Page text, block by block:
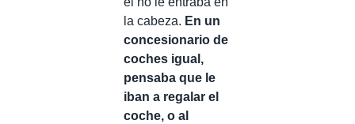
la cabeza. En un
concesionario de
coches igual,
pensaba que le
iban a regalar el
coche, o al